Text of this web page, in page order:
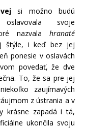
si možno budú
svoje
nazvala hranaté
štýle, i keď bez jej
ponesie v oslavách
povedať, že dve
To, že sa pre jej
zaujímavých
z ústrania a v
krásne zapadá i tá,
ukončila svoju